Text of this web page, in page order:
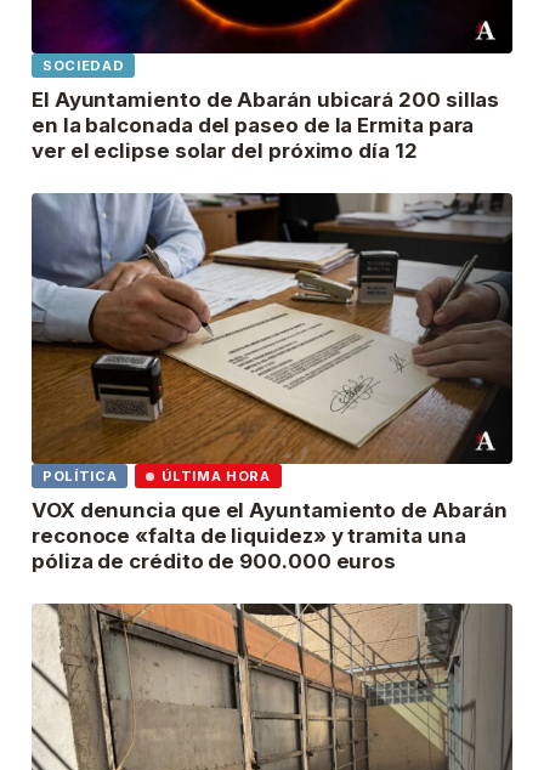
SOCIEDAD
El Ayuntamiento de Abarán ubicará 200 sillas
en la balconada del paseo de la Ermita para
ver el eclipse solar del próximo día 12
POLÍTICA ÚLTIMA HORA
VOX denuncia que el Ayuntamiento de Abarán
reconoce «falta de liquidez» y tramita una
póliza de crédito de 900.000 euros